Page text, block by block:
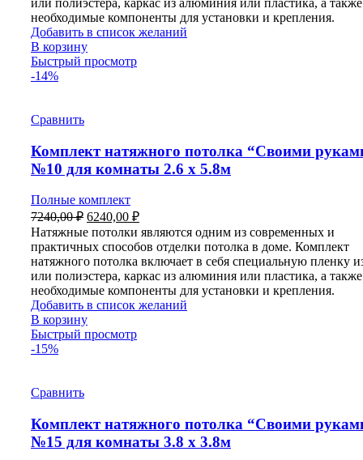
необходимые компоненты для установки и крепления.
Добавить в список желаний
В корзину
Быстрый просмотр
-14%
Сравнить
Комплект натяжного потолка “Своими
№10 для комнаты 2.6 х 5.8м
Полные комплект
7240,00₽ Первоначальная
цена
составляла
7240,00 ₽.
6240,00 ₽Текущая
цена:
6240,00 ₽.
Натяжные потолки являются одним из современных и
практичных способов отделки потолка в доме. Комплект
натяжного потолка включает в себя специальную пленку
или полиэстера, каркас из алюминия или пластика, а также
необходимые компоненты для установки и крепления.
Добавить в список желаний
В корзину
Быстрый просмотр
-15%
Сравнить
Комплект натяжного потолка “Своими
№15 для комнаты 3.8 х 3.8м